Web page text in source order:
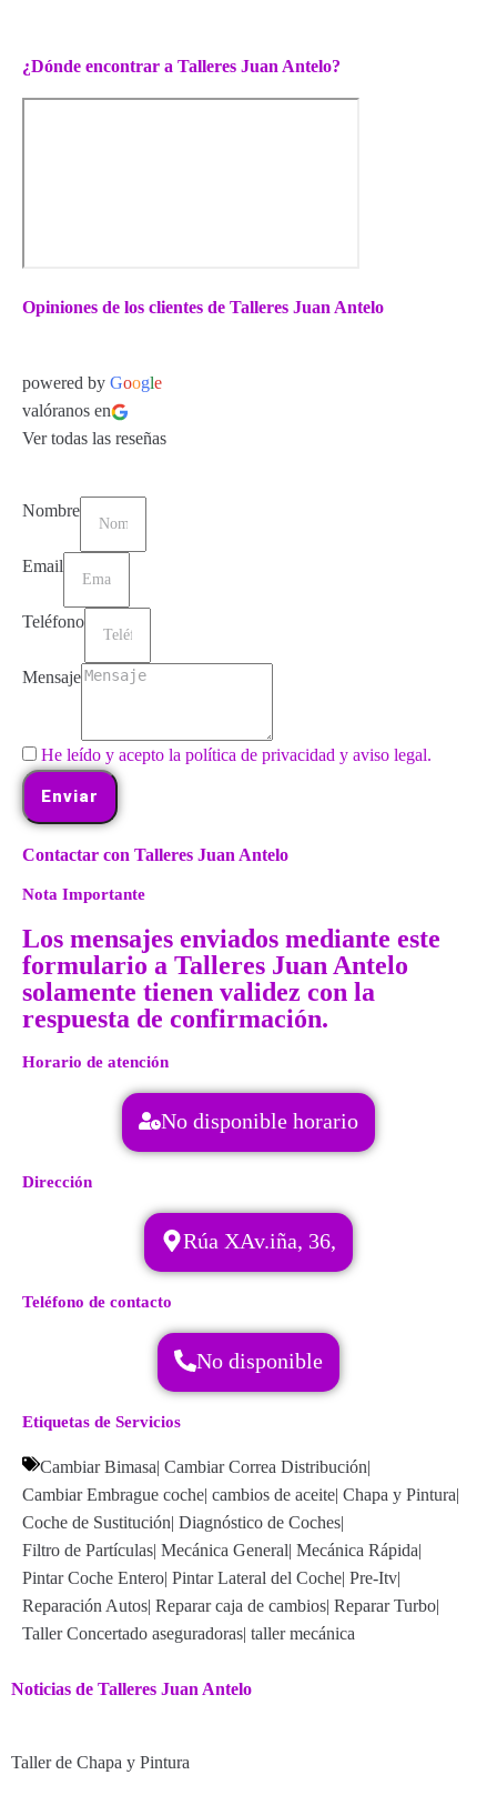
¿Dónde encontrar a Talleres Juan Antelo?
Opiniones de los clientes de Talleres Juan Antelo
powered by Google
valóranos en
Ver todas las reseñas
Nombre
Email
Teléfono
Mensaje
He leído y acepto la política de privacidad y aviso legal.
Enviar
Contactar con Talleres Juan Antelo
Nota Importante
Los mensajes enviados mediante este
formulario a Talleres Juan Antelo
solamente tienen validez con la
respuesta de confirmación.
Horario de atención
No disponible horario
Dirección
Rúa XAv.iña, 36,
Teléfono de contacto
No disponible
Etiquetas de Servicios
Cambiar Bimasa| Cambiar Correa Distribución|
Cambiar Embrague coche| cambios de aceite| Chapa y Pintura|
Coche de Sustitución| Diagnóstico de Coches|
Filtro de Partículas| Mecánica General| Mecánica Rápida|
Pintar Coche Entero| Pintar Lateral del Coche| Pre-Itv|
Reparación Autos| Reparar caja de cambios| Reparar Turbo|
Taller Concertado aseguradoras| taller mecánica
Noticias de Talleres Juan Antelo
Taller de Chapa y Pintura